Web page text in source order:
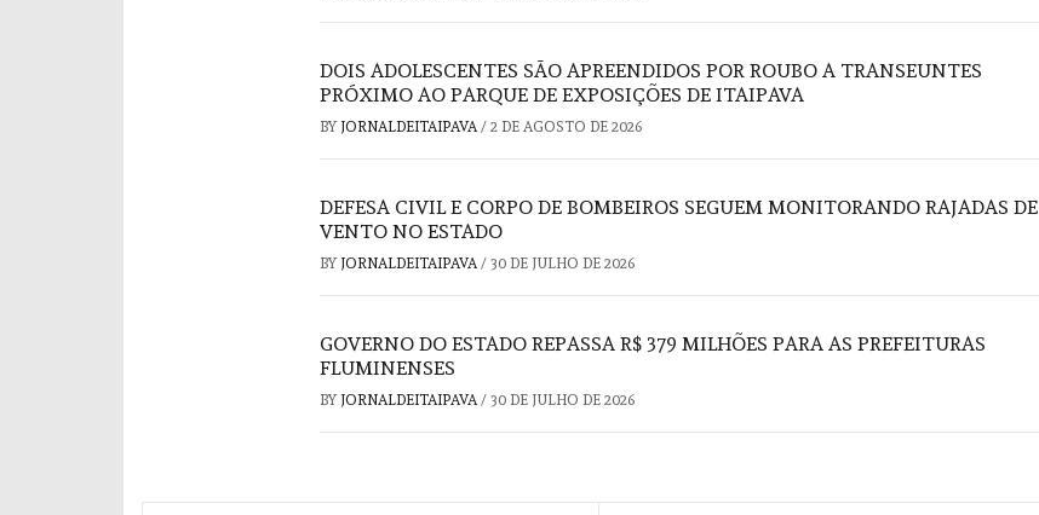
DOIS ADOLESCENTES SÃO APREENDIDOS POR ROUBO A TRANSEUNTES
PRÓXIMO AO PARQUE DE EXPOSIÇÕES DE ITAIPAVA
BY JORNALDEITAIPAVA / 2 DE AGOSTO DE 2026
DEFESA CIVIL E CORPO DE BOMBEIROS SEGUEM MONITORANDO RAJADAS DE
VENTO NO ESTADO
BY JORNALDEITAIPAVA / 30 DE JULHO DE 2026
GOVERNO DO ESTADO REPASSA R$ 379 MILHÕES PARA AS PREFEITURAS
FLUMINENSES
BY JORNALDEITAIPAVA / 30 DE JULHO DE 2026